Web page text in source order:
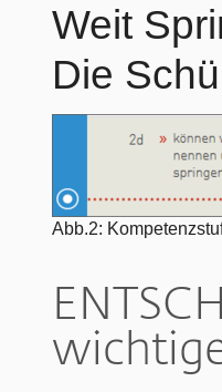
Weit
Die
Abb.2: